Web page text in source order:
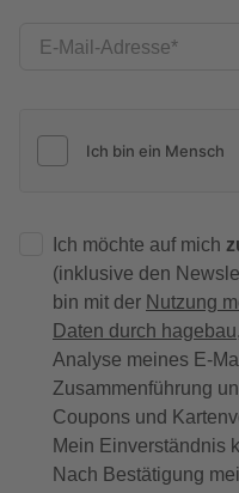
E-Mail-Adresse
Ich möchte auf mich
(inklusive den
bin mit der Nutzung
Daten durch hagebau
Analyse meines E-
Zusammenführung
Coupons und
Mein Einverständnis
Nach Bestätigung